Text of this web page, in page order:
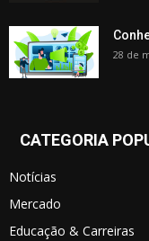
28 de
CATEGORIA
Notícias
Mercado
Educação & Carreiras